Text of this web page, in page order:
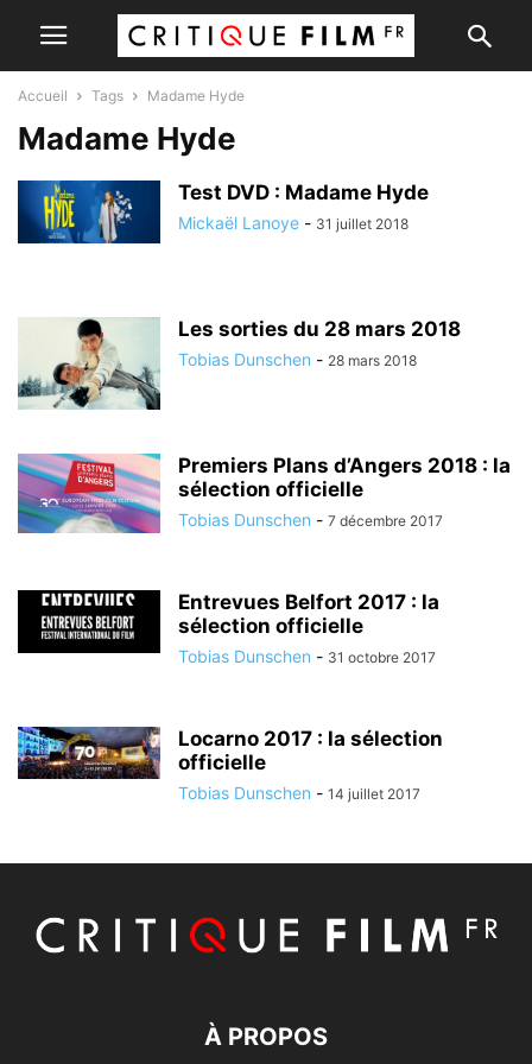
Accueil Tags Madame Hyde
Madame Hyde
Test DVD : Madame Hyde
Mickaël Lanoye - 31 juillet 2018
Les sorties du 28 mars 2018
Tobias Dunschen - 28 mars 2018
Premiers Plans d’Angers 2018 : la
sélection officielle
Tobias Dunschen - 7 décembre 2017
Entrevues Belfort 2017 : la
sélection officielle
Tobias Dunschen - 31 octobre 2017
Locarno 2017 : la sélection
officielle
Tobias Dunschen - 14 juillet 2017
À PROPOS